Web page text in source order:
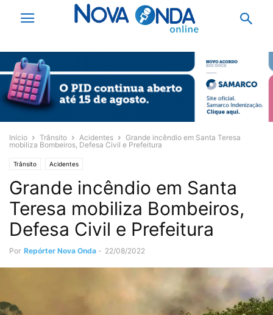
Início Trânsito Acidentes
Grande incêndio em Santa Teresa
mobiliza Bombeiros, Defesa Civil e Prefeitura
Trânsito Acidentes
Grande incêndio em Santa
Teresa mobiliza Bombeiros,
Defesa Civil e Prefeitura
Por Repórter Nova Onda - 22/08/2022